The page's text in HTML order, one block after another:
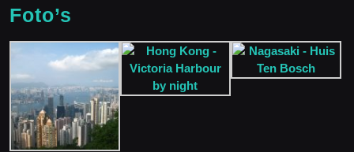
Foto’s